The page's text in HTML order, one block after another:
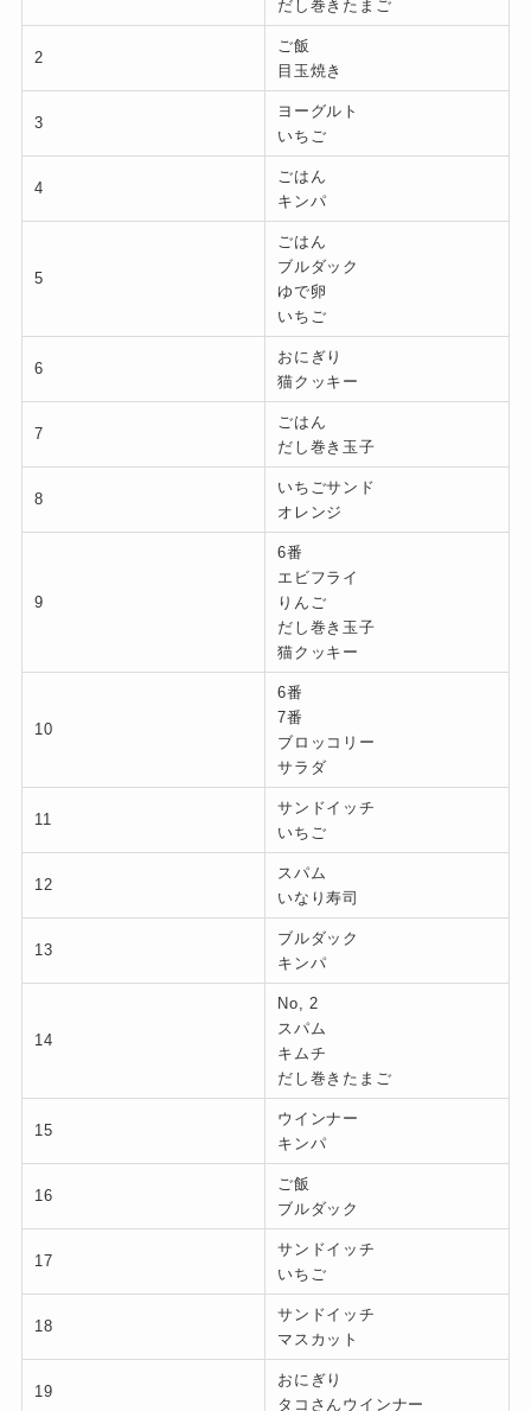
だし巻きたまご
2
ご飯
目玉焼き
3
ヨーグルト
いちご
4
ごはん
キンパ
5
ごはん
ブルダック
ゆで卵
いちご
6
おにぎり
猫クッキー
7
ごはん
だし巻き玉子
8
いちごサンド
オレンジ
9
6番
エビフライ
りんご
だし巻き玉子
猫クッキー
10
6番
7番
ブロッコリー
サラダ
11
サンドイッチ
いちご
12
スパム
いなり寿司
13
ブルダック
キンパ
14
No, 2
スパム
キムチ
だし巻きたまご
15
ウインナー
キンパ
16
ご飯
ブルダック
17
サンドイッチ
いちご
18
サンドイッチ
マスカット
19
おにぎり
タコさんウインナー